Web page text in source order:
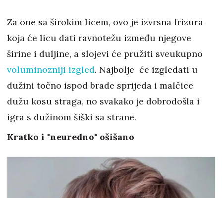
Za one sa širokim licem, ovo je izvrsna frizura
koja će licu dati ravnotežu između njegove
širine i duljine, a slojevi će pružiti sveukupno
voluminozniji izgled. Najbolje će izgledati u
dužini točno ispod brade sprijeda i malčice
dužu kosu straga, no svakako je dobrodošla i
igra s dužinom šiški sa strane.
Kratko i "neuredno" ošišano